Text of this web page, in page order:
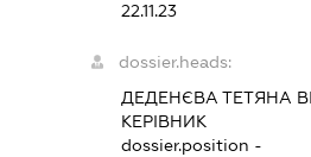
22.11.23
dossier.heads:
ДЕДЕНЄВА ТЕТЯНА
КЕРІВНИК
dossier.position -